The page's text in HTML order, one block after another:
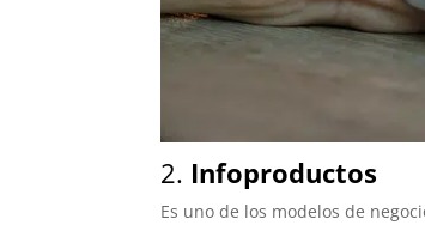
2. Infoproductos
Es uno de los modelos de